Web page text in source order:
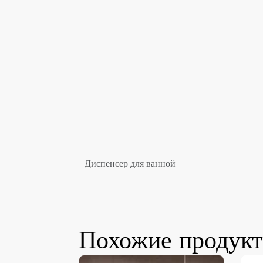
Диспенсер для ванной
Похожие